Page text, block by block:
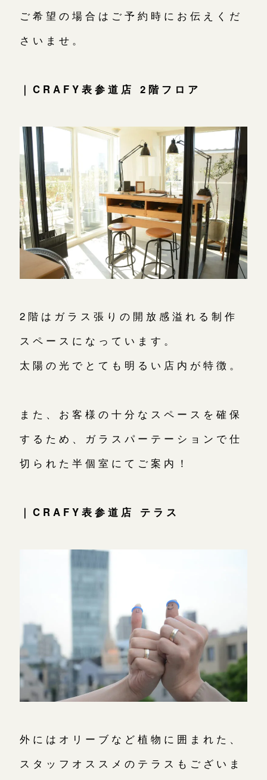
ご希望の場合はご予約時にお伝えくだ
さいませ。
｜CRAFY表参道店 2階フロア
2階はガラス張りの開放感溢れる制作
スペースになっています。
太陽の光でとても明るい店内が特徴。
また、お客様の十分なスペースを確保
するため、ガラスパーテーションで仕
切られた半個室にてご案内！
｜CRAFY表参道店 テラス
外にはオリーブなど植物に囲まれた、
スタッフオススメのテラスもございま